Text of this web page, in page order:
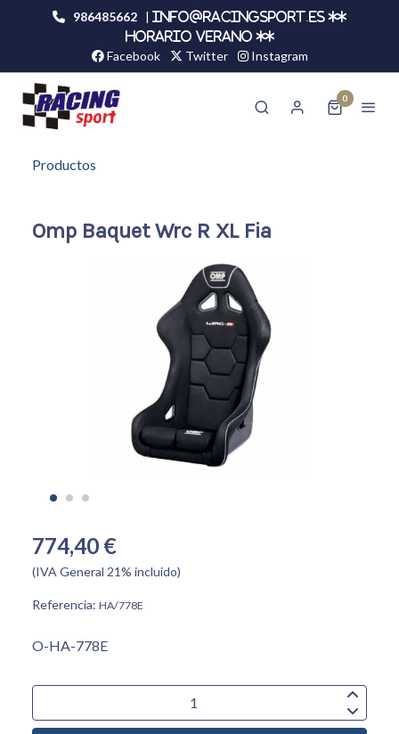
986485662 |
info@racingsport.es **
HORARIO VERANO **
Facebook Twitter Instagram
0
Productos
Omp Baquet Wrc R XL Fia
774,40 €
(IVA General 21% incluido)
Referencia: HA/778E
O-HA-778E